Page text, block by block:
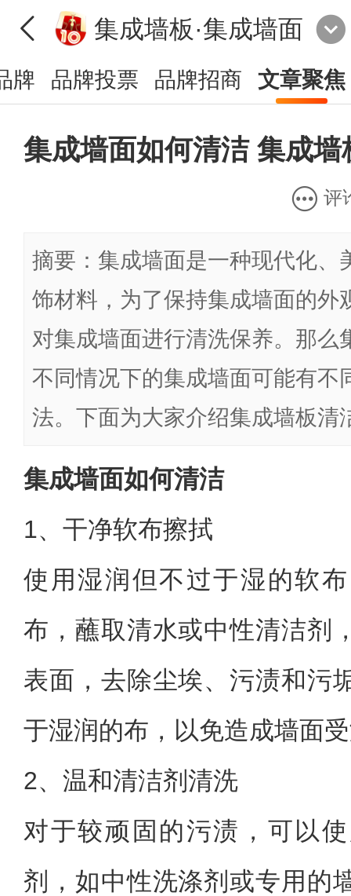
集成墙板·集成墙面
牌 品牌投票 品牌招商 文章聚焦
集成墙面如何清洁 集成
评
摘要：集成墙面是一种现代化、
饰材料，为了保持集成墙面的外
对集成墙面进行清洗保养。那么
不同情况下的集成墙面可能有不
法。下面为大家介绍集成墙板清
集成墙面如何清洁
1、干净软布擦拭
使用湿润但不过于湿的软
布，蘸取清水或中性清洁剂
表面，去除尘埃、污渍和污
于湿润的布，以免造成墙面
2、温和清洁剂清洗
对于较顽固的污渍，可以
剂，如中性洗涤剂或专用的